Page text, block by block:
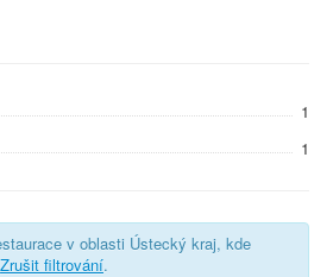
1
1
v oblasti Ústecký kraj, kde
Zrušit filtrování.